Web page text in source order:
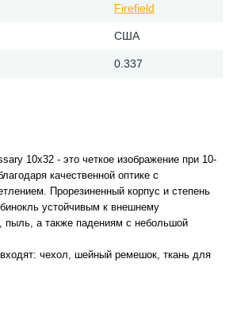
Firefield
США
0.337
10x32 - это четкое изображение при 10-
качественной оптике с
Прорезиненный корпус и степень
устойчивым к внешнему
пыль, а также падениям с небольшой
чехол, шейный ремешок, ткань для